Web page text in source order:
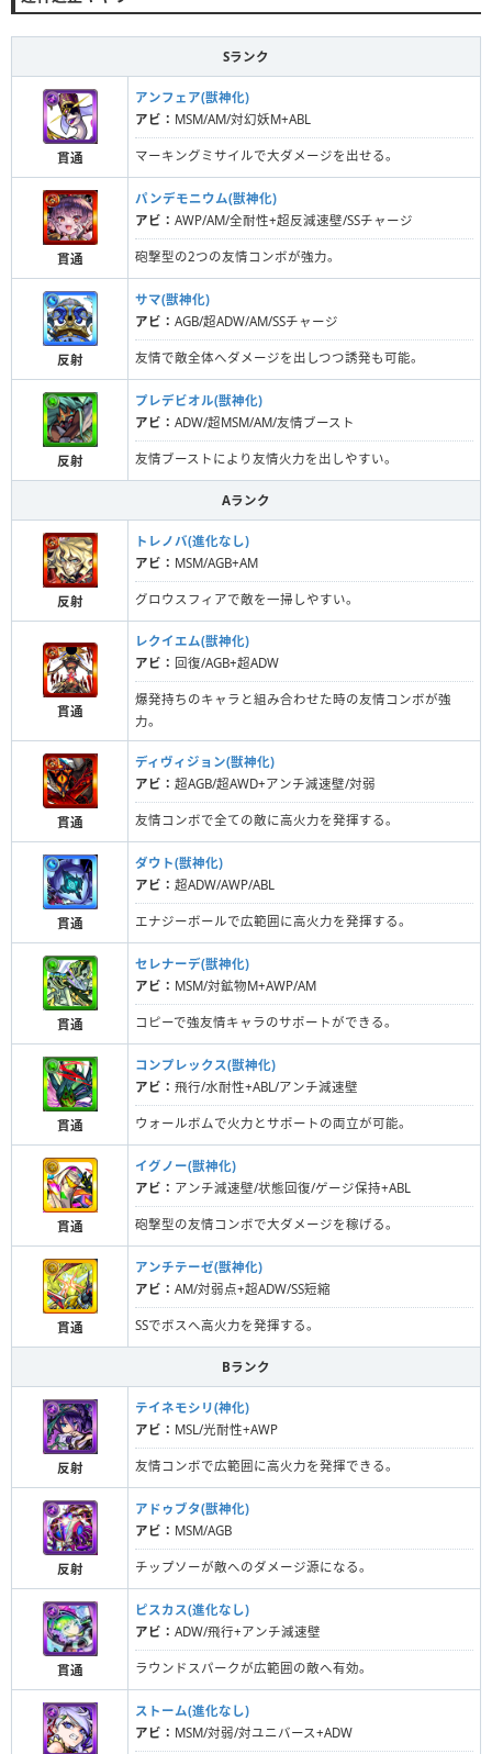
Sランク
貫通
アンフェア(獣神化)
アビ： MSM/AM/対幻妖M+ABL
マーキングミサイルで大ダメージを出せる。
貫通
パンデモニウム(獣神化)
アビ： AWP/AM/全耐性+超反減速壁/SSチャージ
砲撃型の2つの友情コンボが強力。
反射
サマ(獣神化)
アビ： AGB/超ADW/AM/SSチャージ
友情で敵全体へダメージを出しつつ誘発も可能。
反射
プレデビオル(獣神化)
アビ： ADW/超MSM/AM/友情ブースト
友情ブーストにより友情火力を出しやすい。
Aランク
反射
トレノバ(進化なし)
アビ： MSM/AGB+AM
グロウスフィアで敵を一掃しやすい。
貫通
レクイエム(獣神化)
アビ： 回復/AGB+超ADW
爆発持ちのキャラと組み合わせた時の友情コンボが強
力。
貫通
ディヴィジョン(獣神化)
アビ： 超AGB/超AWD+アンチ減速壁/対弱
友情コンボで全ての敵に高火力を発揮する。
貫通
ダウト(獣神化)
アビ： 超ADW/AWP/ABL
エナジーボールで広範囲に高火力を発揮する。
貫通
セレナーデ(獣神化)
アビ： MSM/対鉱物M+AWP/AM
コピーで強友情キャラのサポートができる。
貫通
コンプレックス(獣神化)
アビ： 飛行/水耐性+ABL/アンチ減速壁
ウォールボムで火力とサポートの両立が可能。
貫通
イグノー(獣神化)
アビ： アンチ減速壁/状態回復/ゲージ保持+ABL
砲撃型の友情コンボで大ダメージを稼げる。
貫通
アンチテーゼ(獣神化)
アビ： AM/対弱点+超ADW/SS短縮
SSでボスへ高火力を発揮する。
Bランク
反射
テイネモシリ(神化)
アビ： MSL/光耐性+AWP
友情コンボで広範囲に高火力を発揮できる。
反射
アドゥブタ(獣神化)
アビ： MSM/AGB
チップソーが敵へのダメージ源になる。
貫通
ピスカス(進化なし)
アビ： ADW/飛行+アンチ減速壁
ラウンドスパークが広範囲の敵へ有効。
ストーム(進化なし)
アビ： MSM/対弱/対ユニバース+ADW